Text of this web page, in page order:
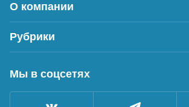
О компании
Рубрики
Мы в соцсетях